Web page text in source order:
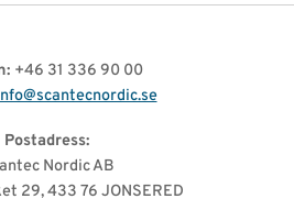
+46 31 336 90 00
Postadress:
Nordic AB
29, 433 76 JONSERED